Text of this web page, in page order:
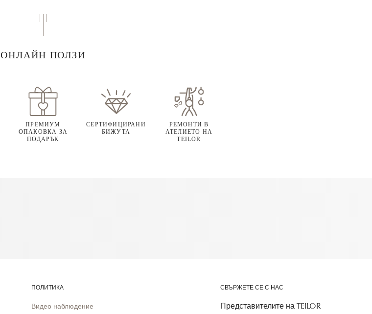
ОНЛАЙН ПОЛЗИ
ПРЕМИУМ
ОПАКОВКА ЗА
ПОДАРЪК
СЕРТИФИЦИРАНИ
БИЖУТА
РЕМОНТИ В
АТЕЛИЕТО НА
TEILOR
ПОЛИТИКА
Видео наблюдение
СВЪРЖЕТЕ СЕ С НАС
Представителите на TEILOR